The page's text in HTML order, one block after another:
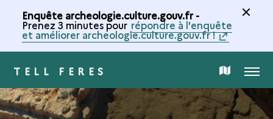
Enquête archeologie.culture.gouv.fr -
Prenez 3 minutes pour répondre à l'enquête
et améliorer archeologie.culture.gouv.fr !
TELL FERES CARTE
DE
MENU